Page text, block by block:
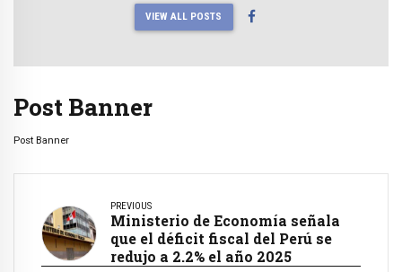
VIEW ALL POSTS
Post Banner
Post Banner
PREVIOUS
Ministerio de Economía señala
que el déficit fiscal del Perú se
redujo a 2.2% el año 2025